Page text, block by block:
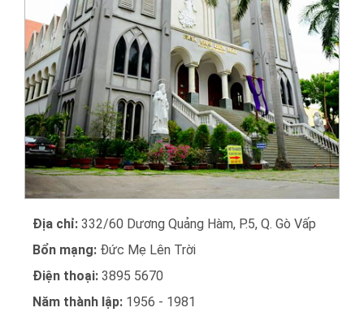
Địa chỉ: 332/60 Dương Quảng Hàm, P.5, Q. Gò Vấp
Bổn mạng: Đức Mẹ Lên Trời
Điện thoại: 3895 5670
Năm thành lập: 1956 - 1981